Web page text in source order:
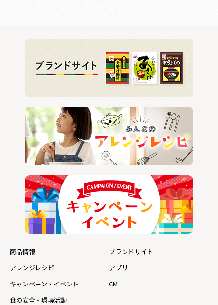
商品情報
ブランドサイト
アレンジレシピ
アプリ
キャンペーン・イベント
CM
食の安全・環境活動